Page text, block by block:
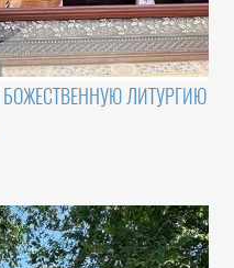
ЛИТУРГИЮ